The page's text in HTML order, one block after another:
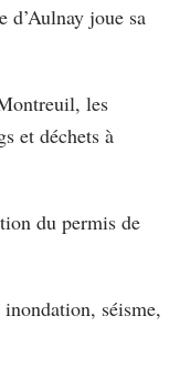
joue sa
les
et déchets à
du permis de
séisme,